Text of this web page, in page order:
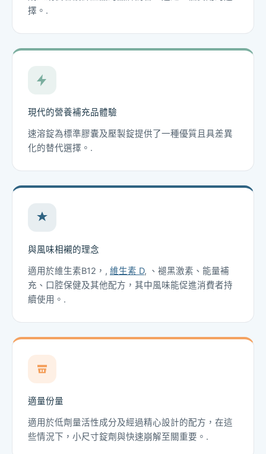
擇。.
現代的營養補充品體驗
速溶錠為標準膠囊及壓製錠提供了一種優質且具差異
化的替代選擇。.
與風味相襯的理念
適用於維生素B12，, 維生素 D, 、褪黑激素、能量補
充、口腔保健及其他配方，其中風味能促進消費者持
續使用。.
適量份量
適用於低劑量活性成分及經過精心設計的配方，在這
些情況下，小尺寸錠劑與快速崩解至關重要。.